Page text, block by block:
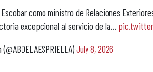
como ministro de Relaciones
excepcional al servicio de la…
July 8, 2026